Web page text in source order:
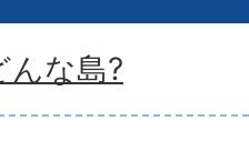
んな島?